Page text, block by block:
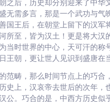
之后，历史却分别迎来了中
无需多言，那是一个武功与
国王后，在朝堂上留下的汉
所至，皆为汉土！更是将大
当时世界的中心，天可汗的
王朝，更让世人见识到盛唐在
范畴，那么时间节点上的巧
史上，汉哀帝去世后的次年
公。巧合的是，中西方历史